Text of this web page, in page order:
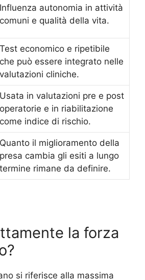
Influenza autonomia in attività
comuni e qualità della vita.
Test economico e ripetibile
che può essere integrato nelle
valutazioni cliniche.
Usata in valutazioni pre e post
operatorie e in riabilitazione
come indice di rischio.
Quanto il miglioramento della
presa cambia gli esiti a lungo
termine rimane da definire.
la forza
si riferisce alla massima